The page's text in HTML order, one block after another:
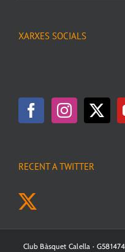
XARXES SOCIALS
RECENT A TWITTER
Club Bàsquet Calella ·